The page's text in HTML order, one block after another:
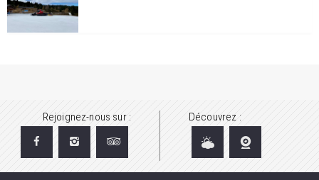
Rejoignez-nous sur : Découvrez :